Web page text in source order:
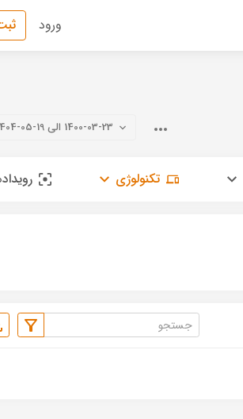
ورود
1400-03-23 الی 19-05-1404
تکنولوژی